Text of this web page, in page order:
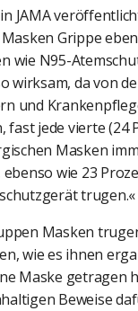
JAMA
Grippe
wie N95-
wirksam, da von
und
fast jede vierte (24
Masken
wie 23
trugen.«
Masken
wie es ihnen
Maske getragen
Beweise